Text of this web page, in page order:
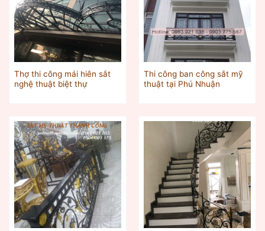
Thợ thi công mái hiên sắt
nghệ thuật biệt thự
Thi công ban công sắt mỹ
thuật tại Phú Nhuận